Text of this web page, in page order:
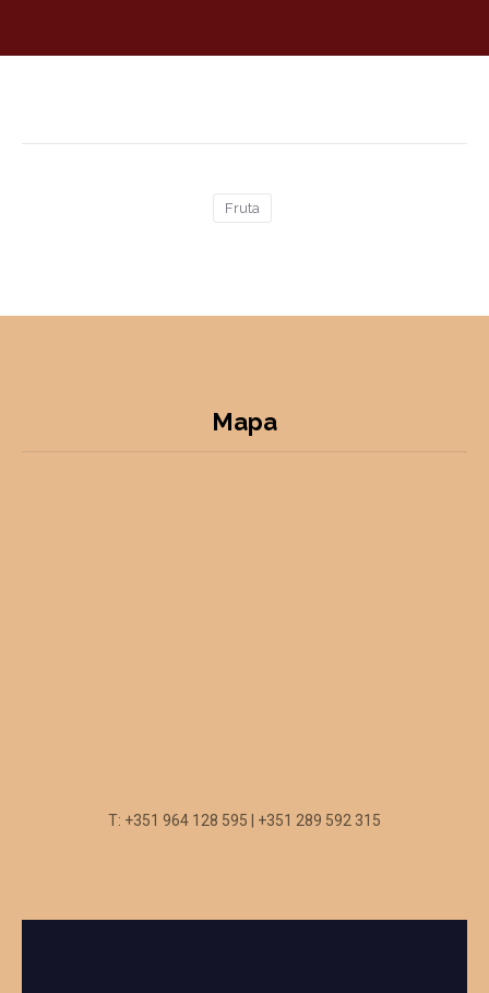
Fruta
Mapa
T: +351 964 128 595 | +351 289 592 315